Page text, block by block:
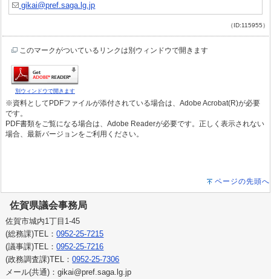
gikai@pref.saga.lg.jp
（ID:115955）
このマークがついているリンクは別ウィンドウで開きます
別ウィンドウで開きます
※資料としてPDFファイルが添付されている場合は、Adobe Acrobat(R)が必要
です。
PDF書類をご覧になる場合は、Adobe Readerが必要です。正しく表示されない
場合、最新バージョンをご利用ください。
ページの先頭へ
佐賀県議会事務局
佐賀市城内1丁目1-45
(総務課)TEL：0952-25-7215
(議事課)TEL：0952-25-7216
(政務調査課)TEL：0952-25-7306
メール(共通)：gikai@pref.saga.lg.jp